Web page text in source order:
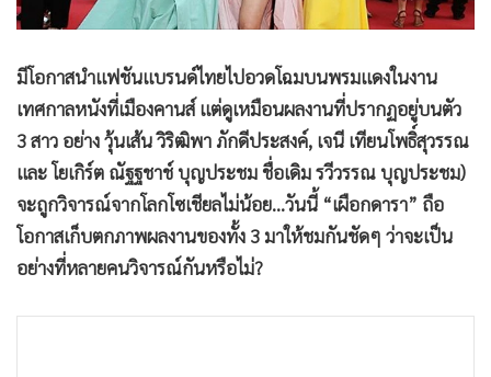
•
ต่างประเทศ
• เศรษฐกิจ-ธุรกิจ
• จีน
• ชุมชน-คุณภาพชีวิต
• อาชญากรรม
• Motoring
• เกม
• SMEs
มีโอกาสนำแฟชันแบรนด์ไทยไปอวดโฉมบนพรมแดงในงาน
เทศกาลหนังที่เมืองคานส์ แต่ดูเหมือนผลงานที่ปรากฏอยู่บนตัว
3 สาว อย่าง วุ้นเส้น วิริฒิพา ภักดีประสงค์, เจนี เทียนโพธิ์สุวรรณ
และ โยเกิร์ต ณัฐฐชาช์ บุญประชม ชื่อเดิม รวีวรรณ บุญประชม)
จะถูกวิจารณ์จากโลกโซเชียลไม่น้อย...วันนี้ “เผือกดารา” ถือ
โอกาสเก็บตกภาพผลงานของทั้ง 3 มาให้ชมกันชัดๆ ว่าจะเป็น
อย่างที่หลายคนวิจารณ์กันหรือไม่?